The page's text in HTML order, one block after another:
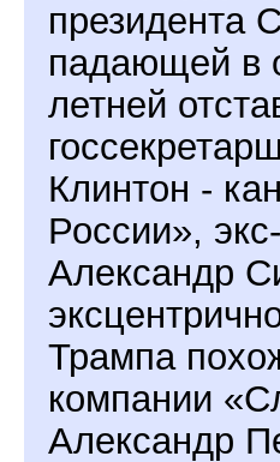
президента
падающей в
летней
Клинтон -
России»,
Александр
Трампа
компании
Александр